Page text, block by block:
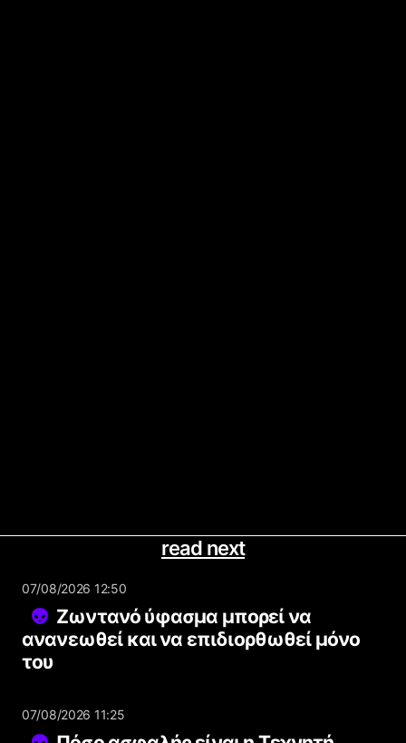
read next
07/08/2026 12:50
Ζωντανό ύφασμα μπορεί να
ανανεωθεί και να επιδιορθωθεί μόνο
του
07/08/2026 11:25